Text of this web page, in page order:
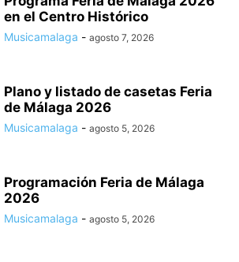
en el Centro Histórico
Musicamalaga - agosto 7, 2026
Plano y listado de casetas Feria
de Málaga 2026
Musicamalaga - agosto 5, 2026
Programación Feria de Málaga
2026
Musicamalaga - agosto 5, 2026